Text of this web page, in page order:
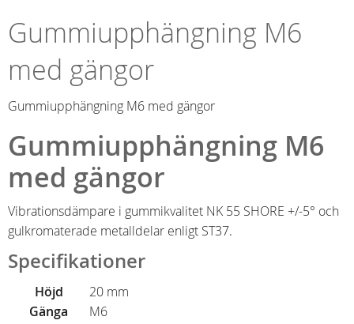
Gummiupphängning M6
med gängor
Gummiupphängning M6 med gängor
Gummiupphängning M6
med gängor
Vibrationsdämpare i gummikvalitet NK 55 SHORE +/-5° och
gulkromaterade metalldelar enligt ST37.
Specifikationer
Höjd
20 mm
Gänga
M6